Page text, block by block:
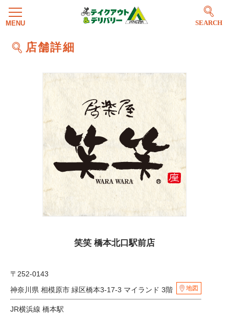
SEARCH
店舗詳細
笑笑 橋本北口駅前店
〒252-0143
神奈川県 相模原市 緑区橋本3-17-3 マイランド 3階
地図
JR横浜線 橋本駅